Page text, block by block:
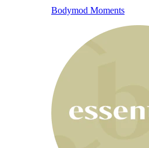
Bodymod Moments